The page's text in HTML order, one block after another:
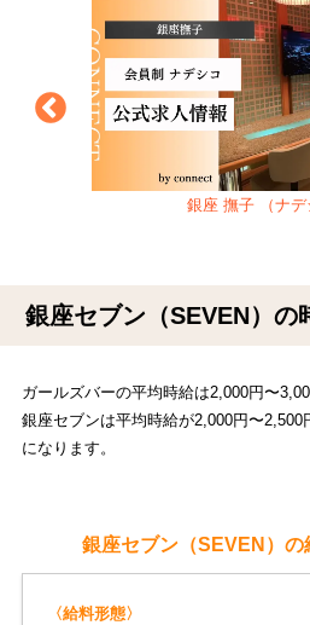
銀座 撫子 （ナデ
銀座セブン（SEVEN）の
ガールズバーの平均時給は2,000円〜
銀座セブンは平均時給が2,000円〜2,500
になります。
銀座セブン（SEVEN）の
〈給料形態〉